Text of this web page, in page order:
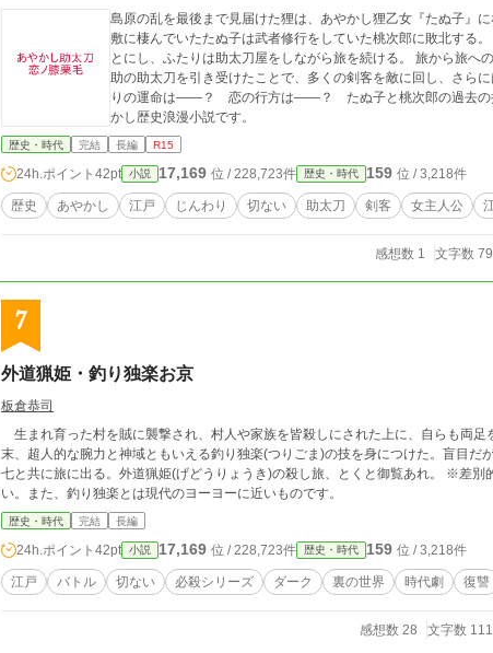
島原の乱を最後まで見届けた狸は、あやかし狸乙女『たぬ子』
敷に棲んでいたたぬ子は武者修行をしていた桃次郎に敗北する
とにし、ふたりは助太刀屋をしながら旅を続ける。 旅から旅へ
助の助太刀を引き受けたことで、多くの剣客を敵に回し、さら
りの運命は――？ 恋の行方は――？ たぬ子と桃次郎の過去の
かし歴史浪漫小説です。
歴史・時代 完結 長編 R15
24h.ポイント 42pt 小説 17,169 位 / 228,723件 歴史・時代 159 位 / 3,218件
歴史 あやかし 江戸 じんわり 切ない 助太刀 剣客 女主人公
感想数 1 文字数
7
外道猟姫・釣り独楽お京
板倉恭司
生まれ育った村を賊に襲撃され、村人や家族を皆殺しにされた上に、自らも両
末、超人的な腕力と神域ともいえる釣り独楽(つりごま)の技を身につけた。盲目だ
七と共に旅に出る。外道猟姫(げどうりょうき)の殺し旅、とくと御覧あれ。 ※差別
い。また、釣り独楽とは現代のヨーヨーに近いものです。
歴史・時代 完結 長編
24h.ポイント 42pt 小説 17,169 位 / 228,723件 歴史・時代 159 位 / 3,218件
江戸 バトル 切ない 必殺シリーズ ダーク 裏の世界 時代劇 復讐
感想数 28 文字数